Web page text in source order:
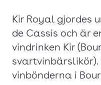
Kir Royal gjordes
de Cassis och är
vindrinken Kir
vinbönderna i